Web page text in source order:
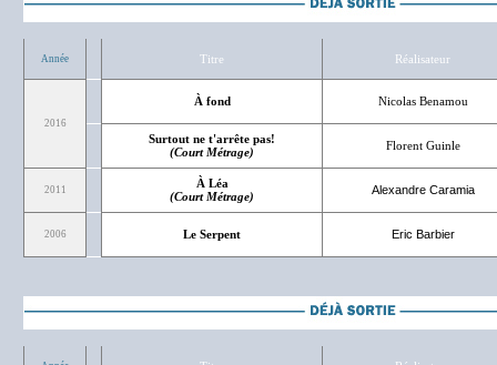
Année Titre Réalisateur
2016
À fond Nicolas Benamou
Surtout ne t'arrête pas!
(Court Métrage)
Florent Guinle
2011
À Léa
(Court Métrage)
Alexandre Caramia
2006 Le Serpent Eric Barbier